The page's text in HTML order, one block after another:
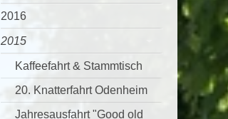
2016
2015
Kaffeefahrt & Stammtisch
20. Knatterfahrt Odenheim
Jahresausfahrt "Good old